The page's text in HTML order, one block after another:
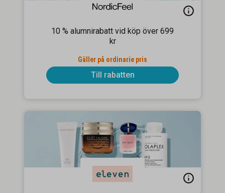
10 % alumnirabatt vid köp över 699
kr
Gäller på ordinarie pris
Till rabatten